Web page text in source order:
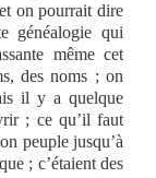
on pourrait dire
généalogie qui
même cet
des noms ; on
il y a quelque
; ce qu’il faut
peuple jusqu’à
; c’étaient des